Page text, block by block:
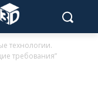
технологии.
требования”